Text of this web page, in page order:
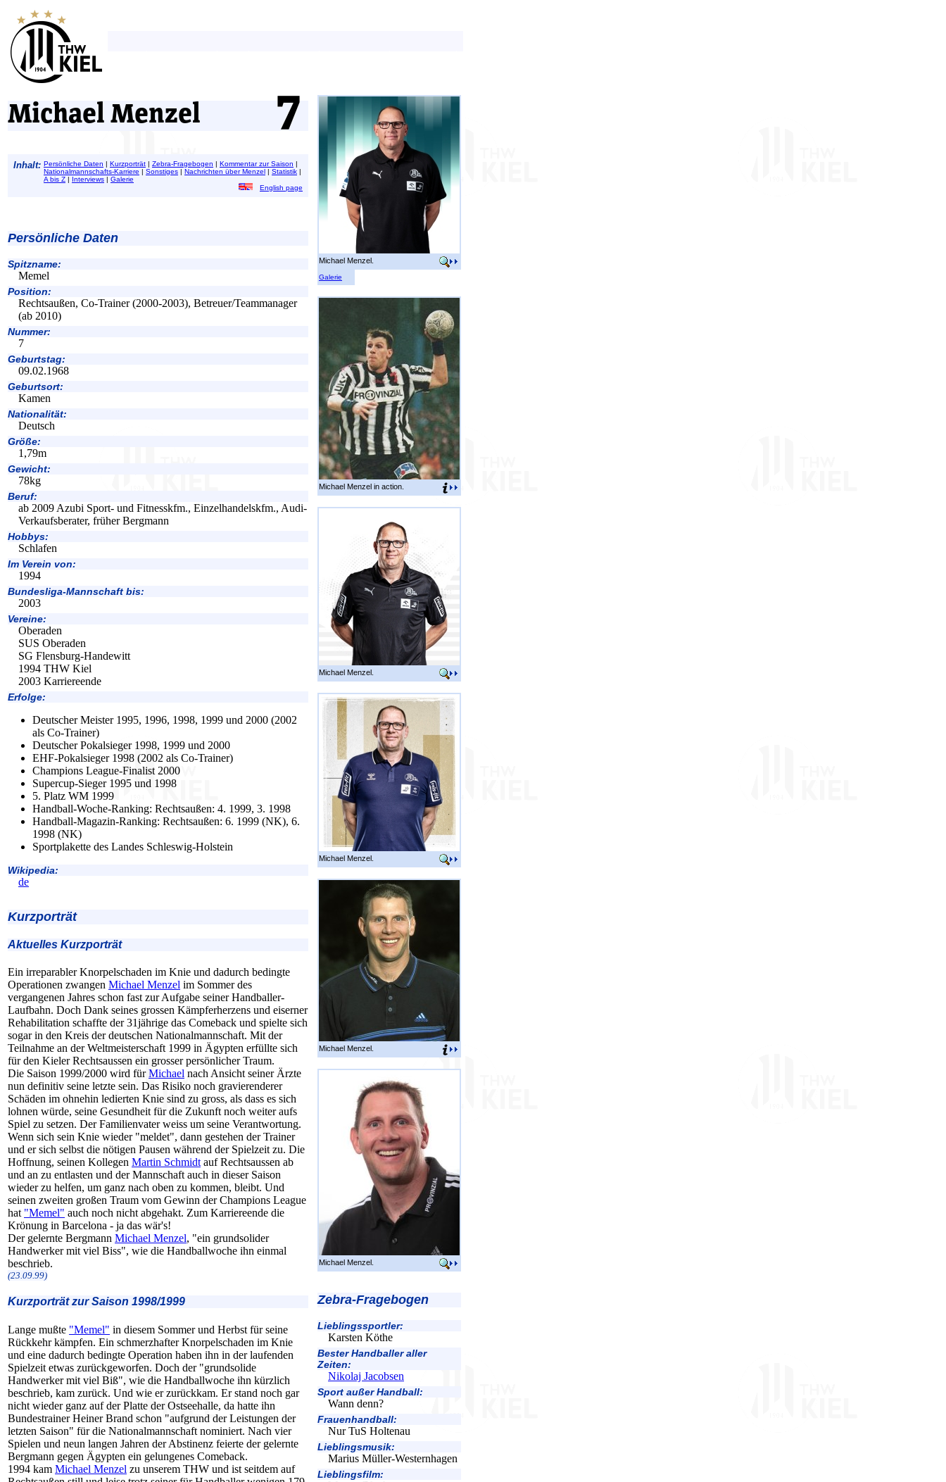
Michael Menzel
Inhalt: Persönliche Daten | Kurzporträt | Zebra-Fragebogen | Kommentar zur Saison |
Nationalmannschafts-Karriere | Sonstiges | Nachrichten über Menzel | Statistik |
A bis Z | Interviews | Galerie
English page
Persönliche Daten
Spitzname:
Memel
Position:
Rechtsaußen, Co-Trainer (2000-2003), Betreuer/Teammanager
(ab 2010)
Nummer:
7
Geburtstag:
09.02.1968
Geburtsort:
Kamen
Nationalität:
Deutsch
Größe:
1,79m
Gewicht:
78kg
Beruf:
ab 2009 Azubi Sport- und Fitnesskfm., Einzelhandelskfm., Audi-
Verkaufsberater, früher Bergmann
Hobbys:
Schlafen
Im Verein von:
1994
Bundesliga-Mannschaft bis:
2003
Vereine:
Oberaden
SUS Oberaden
SG Flensburg-Handewitt
1994 THW Kiel
2003 Karriereende
Erfolge:
Deutscher Meister 1995, 1996, 1998, 1999 und 2000 (2002
als Co-Trainer)
Deutscher Pokalsieger 1998, 1999 und 2000
EHF-Pokalsieger 1998 (2002 als Co-Trainer)
Champions League-Finalist 2000
Supercup-Sieger 1995 und 1998
5. Platz WM 1999
Handball-Woche-Ranking: Rechtsaußen: 4. 1999, 3. 1998
Handball-Magazin-Ranking: Rechtsaußen: 6. 1999 (NK), 6.
1998 (NK)
Sportplakette des Landes Schleswig-Holstein
Wikipedia:
de
Kurzporträt
Aktuelles Kurzporträt
Ein irreparabler Knorpelschaden im Knie und dadurch bedingte
Operationen zwangen Michael Menzel im Sommer des
vergangenen Jahres schon fast zur Aufgabe seiner Handballer-
Laufbahn. Doch Dank seines grossen Kämpferherzens und eiserner
Rehabilitation schaffte der 31jährige das Comeback und spielte sich
sogar in den Kreis der deutschen Nationalmannschaft. Mit der
Teilnahme an der Weltmeisterschaft 1999 in Ägypten erfüllte sich
für den Kieler Rechtsaussen ein grosser persönlicher Traum.
Die Saison 1999/2000 wird fürMichael nach Ansicht seiner Ärzte
nun definitiv seine letzte sein. Das Risiko noch gravierenderer
Schäden im ohnehin ledierten Knie sind zu gross, als dass es sich
lohnen würde, seine Gesundheit für die Zukunft noch weiter aufs
Spiel zu setzen. Der Familienvater weiss um seine Verantwortung.
Wenn sich sein Knie wieder "meldet", dann gestehen der Trainer
und er sich selbst die nötigen Pausen während der Spielzeit zu. Die
Hoffnung, seinen Kollegen Martin Schmidtauf Rechtsaussen ab
und an zu entlasten und der Mannschaft auch in dieser Saison
wieder zu helfen, um ganz nach oben zu kommen, bleibt. Und
seinen zweiten großen Traum vom Gewinn der Champions League
hat "Memel" auch noch nicht abgehakt. Zum Karriereende die
Krönung in Barcelona - ja das wär's!
Der gelernte Bergmann Michael Menzel, "ein grundsolider
Handwerker mit viel Biss", wie die Handballwoche ihn einmal
beschrieb.
(23.09.99)
Kurzporträt zur Saison 1998/1999
Lange mußte "Memel" in diesem Sommer und Herbst für seine
Rückkehr kämpfen. Ein schmerzhafter Knorpelschaden im Knie
und eine dadurch bedingte Operation haben ihn in der laufenden
Spielzeit etwas zurückgeworfen. Doch der "grundsolide
Handwerker mit viel Biß", wie die Handballwoche ihn kürzlich
beschrieb, kam zurück. Und wie er zurückkam. Er stand noch gar
nicht wieder ganz auf der Platte der Ostseehalle, da hatte ihn
Bundestrainer Heiner Brand schon "aufgrund der Leistungen der
letzten Saison" für die Nationalmannschaft nominiert. Nach vier
Spielen und neun langen Jahren der Abstinenz feierte der gelernte
Bergmann gegen Ägypten ein gelungenes Comeback.
1994 kam Michael Menzel zu unserem THW und ist seitdem auf
Michael Menzel.
Galerie
Michael Menzel in action.
Michael Menzel.
Michael Menzel.
Michael Menzel.
Michael Menzel.
Zebra-Fragebogen
Lieblingssportler:
Karsten Köthe
Bester Handballer aller
Zeiten:
Nikolaj Jacobsen
Sport außer Handball:
Wann denn?
Frauenhandball:
Nur TuS Holtenau
Lieblingsmusik:
Marius Müller-Westernhagen
Lieblingsfilm: